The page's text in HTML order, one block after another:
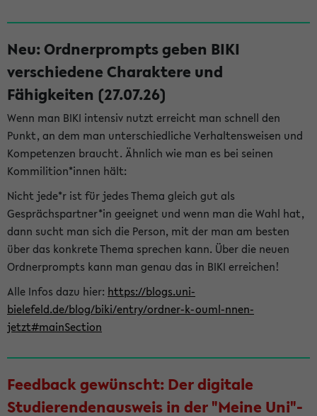
Neu: Ordnerprompts geben BIKI
verschiedene Charaktere und
Fähigkeiten (27.07.26)
Wenn man BIKI intensiv nutzt erreicht man schnell den
Punkt, an dem man unterschiedliche Verhaltensweisen und
Kompetenzen braucht. Ähnlich wie man es bei seinen
Kommilition*innen hält:
Nicht jede*r ist für jedes Thema gleich gut als
Gesprächspartner*in geeignet und wenn man die Wahl hat,
dann sucht man sich die Person, mit der man am besten
über das konkrete Thema sprechen kann. Über die neuen
Ordnerprompts kann man genau das in BIKI erreichen!
Alle Infos dazu hier: https://blogs.uni-
bielefeld.de/blog/biki/entry/ordner-k-ouml-nnen-
jetzt#mainSection
Feedback gewünscht: Der digitale
Studierendenausweis in der "Meine Uni"-